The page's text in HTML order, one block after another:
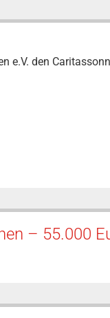
e.V. den
– 55.000